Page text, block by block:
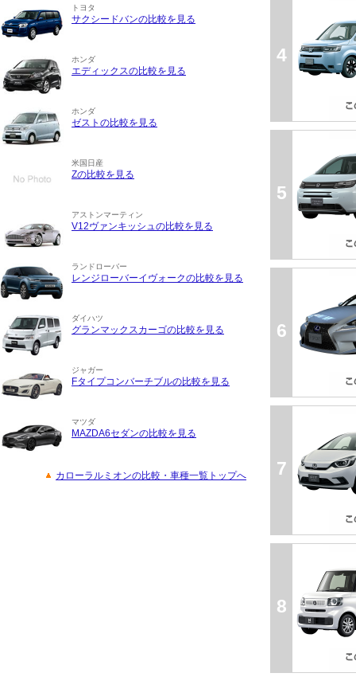
トヨタ
サクシードバンの比較を見る
ホンダ
エディックスの比較を見る
ホンダ
ゼストの比較を見る
米国日産
Zの比較を見る
アストンマーティン
V12ヴァンキッシュの比較を見る
ランドローバー
レンジローバーイヴォークの比較を見る
ダイハツ
グランマックスカーゴの比較を見る
ジャガー
Fタイプコンバーチブルの比較を見る
マツダ
MAZDA6セダンの比較を見る
カローラルミオンの比較・車種一覧トップへ
4
5
6
7
8